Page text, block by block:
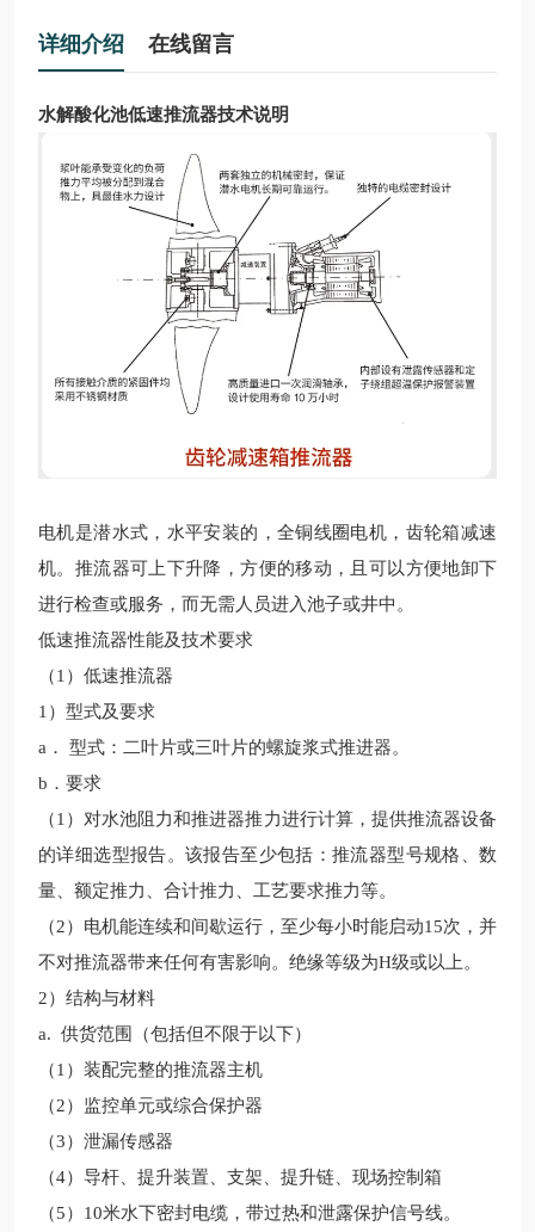
详细介绍 在线留言
水解酸化池低速推流器技术说明
电机是潜水式，水平安装的， 全铜线圈电机，齿轮箱减速
机。推流器可上下升降，方便的移动，且可以方便地卸下
进行检查或服务，而无需人员进入池子或井中。
低速推流器性能及技术要求
（1） 低速推流器
1）型式及要求
a． 型式：二叶片或三叶片的螺旋浆式推进器。
b．要求
（1）对水池阻力和推进器推力进行计算，提供推流器设备
的详细选型报告。该报告至少包括：推流器型号规格、数
量、额定推力、合计推力、工艺要求推力等。
（2）电机能连续和间歇运行，至少每小时能启动15次，并
不对推流器带来任何有害影响。绝缘等级为H级或以上。
2）结构与材料
a. 供货范围（包括但不限于以下）
（1）装配完整的推流器主机
（2）监控单元或综合保护器
（3）泄漏传感器
（4） 导杆、提升装置、支架、提升链、现场控制箱
（5）10米水下密封电缆，带过热和泄露保护信号线。